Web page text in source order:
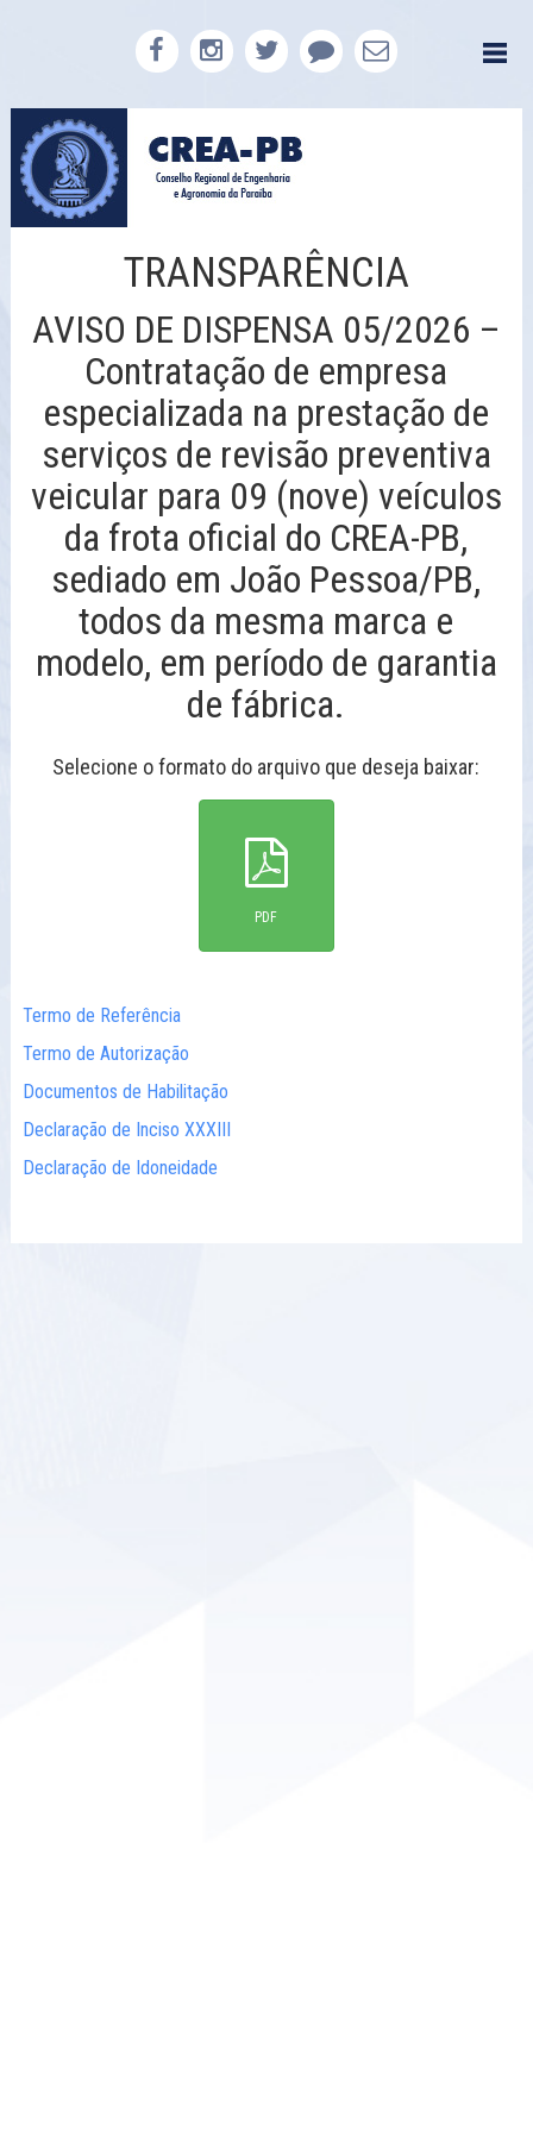
TRANSPARÊNCIA
AVISO DE DISPENSA 05/2026 –
Contratação de empresa
especializada na prestação de
serviços de revisão preventiva
veicular para 09 (nove) veículos
da frota oficial do CREA-PB,
sediado em João Pessoa/PB,
todos da mesma marca e
modelo, em período de garantia
de fábrica.
Selecione o formato do arquivo que deseja baixar:
PDF
Termo de Referência
Termo de Autorização
Documentos de Habilitação
Declaração de Inciso XXXIII
Declaração de Idoneidade